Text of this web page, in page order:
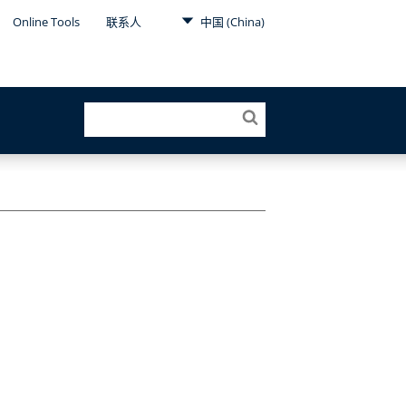
Online Tools 联系人 中国 (China)